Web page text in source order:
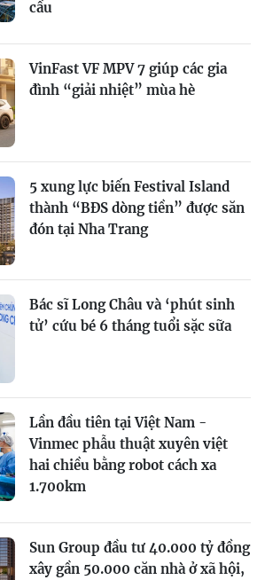
cầu
VinFast VF MPV 7 giúp các gia
đình “giải nhiệt” mùa hè
5 xung lực biến Festival Island
thành “BĐS dòng tiền” được săn
đón tại Nha Trang
Bác sĩ Long Châu và ‘phút sinh
tử’ cứu bé 6 tháng tuổi sặc sữa
Lần đầu tiên tại Việt Nam -
Vinmec phẫu thuật xuyên việt
hai chiều bằng robot cách xa
1.700km
Sun Group đầu tư 40.000 tỷ đồng
xây gần 50.000 căn nhà ở xã hội,